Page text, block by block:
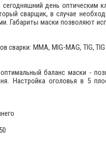
день оптическим
сварщик, в случае
маски позволяют
MMA, MIG-MAG, TIG,
баланс маски -
Настройка оголовья в 5